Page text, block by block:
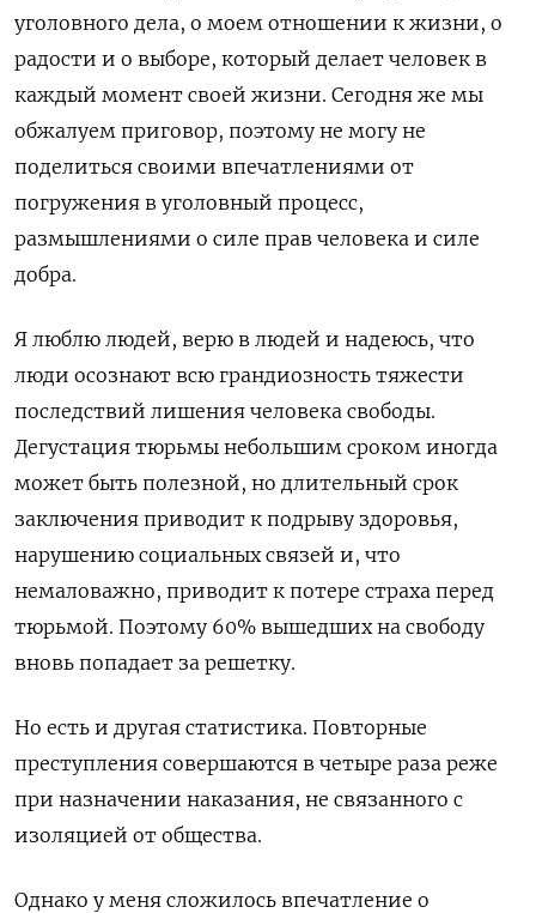
уголовного дела, о моем отношении к жизни, о
радости и о выборе, который делает человек в
каждый момент своей жизни. Сегодня же мы
обжалуем приговор, поэтому не могу не
поделиться своими впечатлениями от
погружения в уголовный процесс,
размышлениями о силе прав человека и силе
добра.
Я люблю людей, верю в людей и надеюсь, что
люди осознают всю грандиозность тяжести
последствий лишения человека свободы.
Дегустация тюрьмы небольшим сроком иногда
может быть полезной, но длительный срок
заключения приводит к подрыву здоровья,
нарушению социальных связей и, что
немаловажно, приводит к потере страха перед
тюрьмой. Поэтому 60% вышедших на свободу
вновь попадает за решетку.
Но есть и другая статистика. Повторные
преступления совершаются в четыре раза реже
при назначении наказания, не связанного с
изоляцией от общества.
Однако у меня сложилось впечатление о